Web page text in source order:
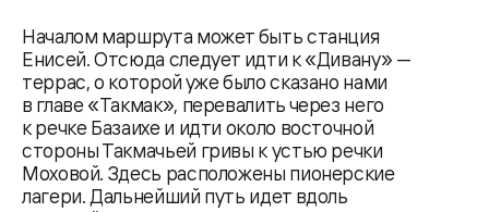
Началом маршрута может быть станция
Енисей. Отсюда следует идти к «Дивану» —
террас, о которой уже было сказано нами
в главе «Такмак», перевалить через него
к речке Базаихе и идти около восточной
стороны Такмачьей гривы к устью речки
Моховой. Здесь расположены пионерские
лагери. Дальнейший путь идет вдоль